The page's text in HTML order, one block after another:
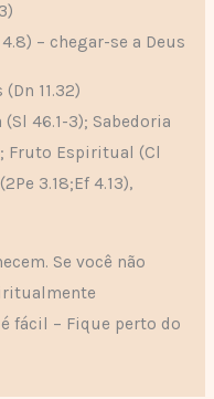
– chegar-se a Deus
11.32)
46.1-3); Sabedoria
Fruto Espiritual (Cl
3.18;Ef 4.13),
Se você não
fácil – Fique perto do